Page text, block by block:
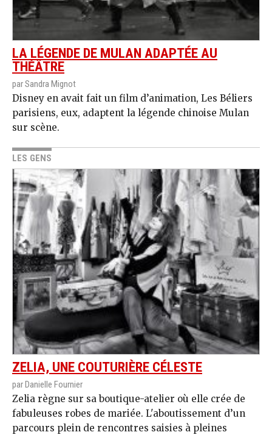
LA LÉGENDE DE MULAN ADAPTÉE AU
THÉÂTRE
par Sandra Mignot
Disney en avait fait un film d’animation, Les Béliers
parisiens, eux, adaptent la légende chinoise Mulan
sur scène.
LES GENS
ZELIA, UNE COUTURIÈRE CÉLESTE
par Danielle Fournier
Zelia règne sur sa boutique-atelier où elle crée de
fabuleuses robes de mariée. L'aboutissement d’un
parcours plein de rencontres saisies à pleines